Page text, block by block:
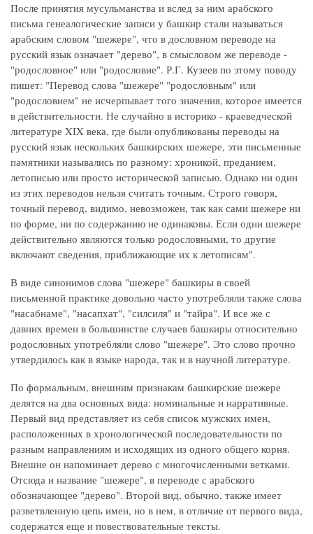
После принятия мусульманства и вслед за ним арабского
письма генеалогические записи у башкир стали называться
арабским словом "шежере", что в дословном переводе на
русский язык означает "дерево", в смысловом же переводе -
"родословное" или "родословие". Р.Г. Кузеев по этому поводу
пишет: "Перевод слова "шежере" "родословным" или
"родословием" не исчерпывает того значения, которое имеется
в действительности. Не случайно в историко - краеведческой
литературе XIX века, где были опубликованы переводы на
русский язык нескольких башкирских шежере, эти письменные
памятники назывались по разному: хроникой, преданием,
летописью или просто исторической записью. Однако ни один
из этих переводов нельзя считать точным. Строго говоря,
точный перевод, видимо, невозможен, так как сами шежере ни
по форме, ни по содержанию не одинаковы. Если одни шежере
действительно являются только родословными, то другие
включают сведения, приближающие их к летописям".
В виде синонимов слова "шежере" башкиры в своей
письменной практике довольно часто употребляли также слова
"насабнаме", "насапхат", "силсиля" и "тайра". И все же с
давних времен в большинстве случаев башкиры относительно
родословных употребляли слово "шежере". Это слово прочно
утвердилось как в языке народа, так и в научной литературе.
По формальным, внешним признакам башкирские шежере
делятся на два основных вида: номинальные и нарративные.
Первый вид представляет из себя список мужских имен,
расположенных в хронологической последовательности по
разным направлениям и исходящих из одного общего корня.
Внешне он напоминает дерево с многочисленными ветками.
Отсюда и название "шежере", в переводе с арабского
обозначающее "дерево". Второй вид, обычно, также имеет
разветвленную цепь имен, но в нем, в отличие от первого вида,
содержатся еще и повествовательные тексты.